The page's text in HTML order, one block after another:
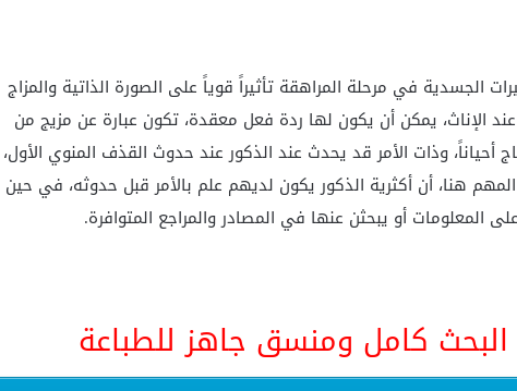
الجسدية في مرحلة المراهقة تأثيراً قوياً على الصورة الذاتية والمزاج
الإناث، يمكن أن يكون لها ردة فعل معقدة، تكون عبارة عن مزيج من
أحياناً، وذات الأمر قد يحدث عند الذكور عند حدوث القذف المنوي الأول،
هنا، أن أكثرية الذكور يكون لديهم علم بالأمر قبل حدوثه، في حين
أو يبحثن عنها في المصادر والمراجع المتوافرة.
البحث كامل ومنسق جاهز للطباعة